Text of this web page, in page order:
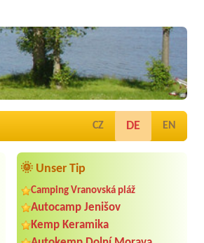
CZ DE EN
🌞 Unser Tip
Camping Vranovská pláž
Autocamp Jenišov
Kemp Keramika